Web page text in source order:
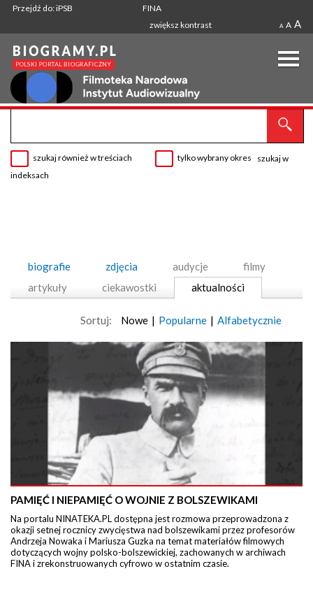
Przejdź do: iPSB
FINA
zwiększ kontrast
A A A
szukaj również w treściach tylko wybrany okres
szukaj w
indeksach
biografie zdjęcia audycje
filmy
artykuły
ciekawostki aktualności
Sortuj: Nowe | Popularne | Alfabetycznie
PAMIĘĆ I NIEPAMIĘĆ O WOJNIE Z BOLSZEWIKAMI
Na portalu NINATEKA.PL dostępna jest rozmowa przeprowadzona z
okazji setnej rocznicy zwycięstwa nad bolszewikami przez profesorów
Andrzeja Nowaka i Mariusza Guzka na temat materiałów filmowych
dotyczących wojny polsko-bolszewickiej, zachowanych w archiwach
FINA i zrekonstruowanych cyfrowo w ostatnim czasie.